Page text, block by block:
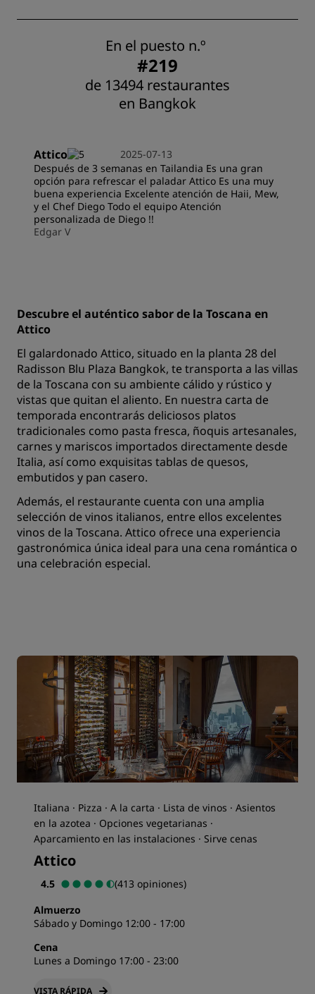
En el puesto n.º
#219
de 13494 restaurantes
en Bangkok
Attico
2025-07-13
Después de 3 semanas en Tailandia Es una gran
opción para refrescar el paladar Attico Es una muy
buena experiencia Excelente atención de Haii, Mew,
y el Chef Diego Todo el equipo Atención
personalizada de Diego !!
Edgar V
Descubre el auténtico sabor de la Toscana en
Attico
El galardonado Attico, situado en la planta 28 del
Radisson Blu Plaza Bangkok, te transporta a las villas
de la Toscana con su ambiente cálido y rústico y
vistas que quitan el aliento. En nuestra carta de
temporada encontrarás deliciosos platos
tradicionales como pasta fresca, ñoquis artesanales,
carnes y mariscos importados directamente desde
Italia, así como exquisitas tablas de quesos,
embutidos y pan casero.
Además, el restaurante cuenta con una amplia
selección de vinos italianos, entre ellos excelentes
vinos de la Toscana. Attico ofrece una experiencia
gastronómica única ideal para una cena romántica o
una celebración especial.
Italiana · Pizza · A la carta · Lista de vinos · Asientos
en la azotea · Opciones vegetarianas ·
Aparcamiento en las instalaciones · Sirve cenas
Attico
4.5
(413 opiniones)
Almuerzo
Sábado y Domingo 12:00 - 17:00
Cena
Lunes a Domingo 17:00 - 23:00
VISTA RÁPIDA